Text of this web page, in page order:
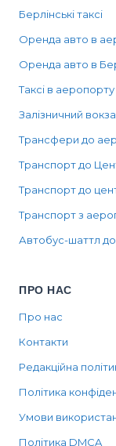
Берлінські таксі
Оренда авто в
Оренда авто в
Таксі в
Залізничний
Трансфери до
Транспорт до
Транспорт до
Транспорт з
Автобус-шаттл
ПРО НАС
Про нас
Контакти
Редакційна
Політика
Умови
Політика DMCA